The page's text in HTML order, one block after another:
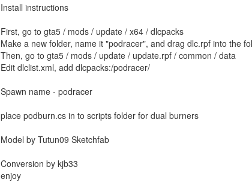
Install instructions
First, go to gta5 / mods / update / x64 / dlcpacks
Make a new folder, name it "podracer", and drag dlc.rpf into the
Then, go to gta5 / mods / update / update.rpf / common / data
Edit dlclist.xml, add dlcpacks:/podracer/
Spawn name - podracer
place podburn.cs in to scripts folder for dual burners
Model by Tutun09 Sketchfab
Conversion by kjb33
enjoy